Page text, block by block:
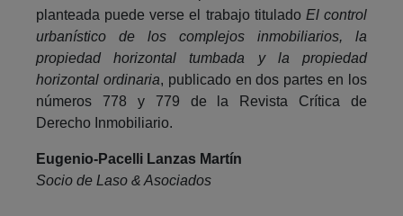
planteada puede verse el trabajo titulado El control
urbanístico de los complejos inmobiliarios, la
propiedad horizontal tumbada y la propiedad
horizontal ordinaria, publicado en dos partes en los
números 778 y 779 de la Revista Crítica de
Derecho Inmobiliario.
Eugenio-Pacelli Lanzas Martín
Socio de Laso & Asociados